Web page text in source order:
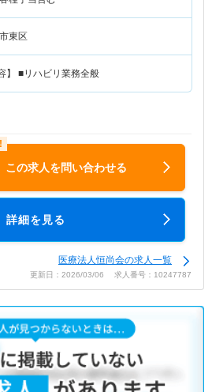
東区
】 ■リハビリ業務全般
この求人を問い合わせる
詳細を見る
医療法人恒尚会の求人一覧
更新日：2026/03/06 求人番号：10247787